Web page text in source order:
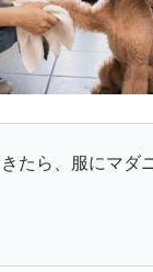
きたら、服にマダ